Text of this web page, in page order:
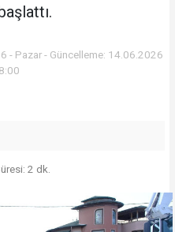
- Pazar - Güncelleme: 14.06.2026
2 dk.